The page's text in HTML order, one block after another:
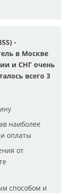
-
в Москве
и СНГ очень
всего 3
наиболее
оплаты
от
способом и